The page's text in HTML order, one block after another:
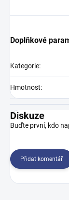
Doplňkové
Kategorie:
Hmotnost:
Diskuze
Buďte první, kdo
Přidat komentář